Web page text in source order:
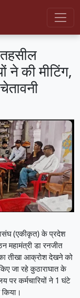
ने की मीटिंग,
(एकीकृत) के प्रदेश
महामंत्री डा रनजीत
का तीखा आक्रोश देखने को
जा रहे कुठाराघात के
पर कर्मचारियों ने 1 घंटे